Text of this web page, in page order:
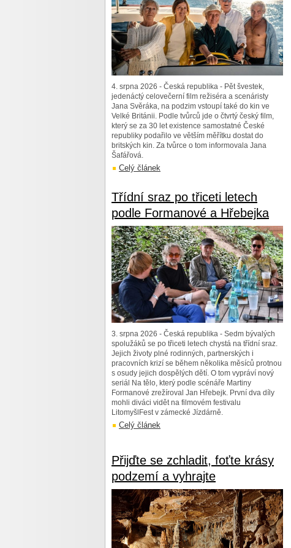
4. srpna 2026 - Česká republika - Pět švestek,
jedenáctý celovečerní film režiséra a scenáristy
Jana Svěráka, na podzim vstoupí také do kin ve
Velké Británii. Podle tvůrců jde o čtvrtý český film,
který se za 30 let existence samostatné České
republiky podařilo ve větším měřítku dostat do
britských kin. Za tvůrce o tom informovala Jana
Šafářová.
Celý článek
Třídní sraz po třiceti letech
podle Formanové a Hřebejka
3. srpna 2026 - Česká republika - Sedm bývalých
spolužáků se po třiceti letech chystá na třídní sraz.
Jejich životy plné rodinných, partnerských i
pracovních krizí se během několika měsíců protnou
s osudy jejich dospělých dětí. O tom vypráví nový
seriál Na tělo, který podle scénáře Martiny
Formanové zrežíroval Jan Hřebejk. První dva díly
mohli diváci vidět na filmovém festivalu
LitomyšlFest v zámecké Jízdárně.
Celý článek
Přijďte se zchladit, foťte krásy
podzemí a vyhrajte